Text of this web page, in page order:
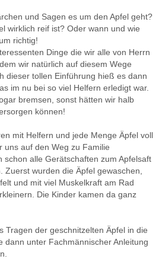
und Sagen es um den Apfel geht?
wirklich reif ist? Oder wann und wie
richtig!
Dinge die wir alle von Herrn
wir natürlich auf diesem Wege
dieser tollen Einführung hieß es dann
im nu bei so viel Helfern erledigt war.
bremsen, sonst hätten wir halb
können!
mit Helfern und jede Menge Äpfel voll
uns auf den Weg zu Familie
schon alle Gerätschaften zum Apfelsaft
Zuerst wurden die Äpfel gewaschen,
und mit viel Muskelkraft am Rad
Die Kinder kamen da ganz
Tragen der geschnitzelten Äpfel in die
dann unter Fachmännischer Anleitung